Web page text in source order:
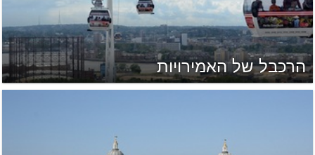
הרכבל של האמירויות